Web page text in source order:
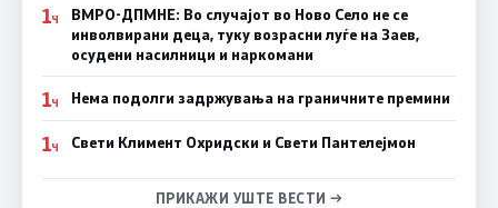
1Ч
ВМРО-ДПМНЕ: Во случајот во Ново Село не се
инволвирани деца, туку возрасни луѓе на Заев,
осудени насилници и наркомани
1Ч Нема подолги задржувања на граничните премини
1Ч Свети Климент Охридски и Свети Пантелејмон
ПРИКАЖИ УШТЕ ВЕСТИ →